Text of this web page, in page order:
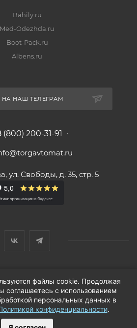
Bahily.ru
Med-Odezhda.ru
Boot-Pack.ru
Albens.ru
НАШ ТЕЛЕГРАМ
(800) 200-31-91
ул. Свободы, д. 35, стр. 5
1999-2026 г.
файлы cookie. Продолжая
соглашаетесь с использованием
персональных данных в
конфиденциальности.